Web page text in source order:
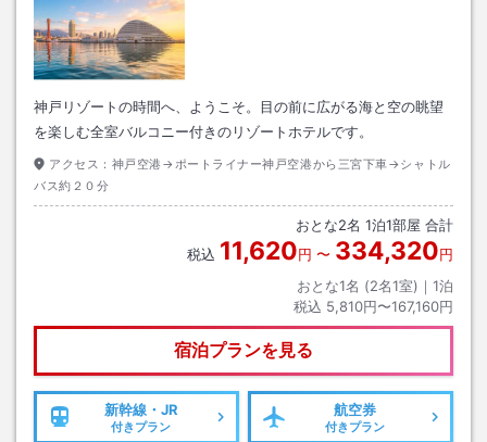
神戸リゾートの時間へ、ようこそ。目の前に広がる海と空の眺望
を楽しむ全室バルコニー付きのリゾートホテルです。
アクセス： 神戸空港→ポートライナー神戸空港から三宮下車→シャトル
バス約２０分
おとな2名 1泊1部屋 合計
税込 11,620円 〜 334,320円
おとな1名 (2名1室)｜ 1泊
税込 5,810円〜167,160円
宿泊プランを見る
新幹線・JR
付きプラン
航空券
付きプラン